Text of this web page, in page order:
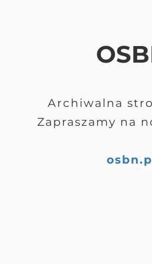
Archiwalna
Zapraszamy na